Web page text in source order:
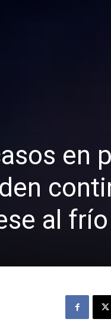
en
al frío